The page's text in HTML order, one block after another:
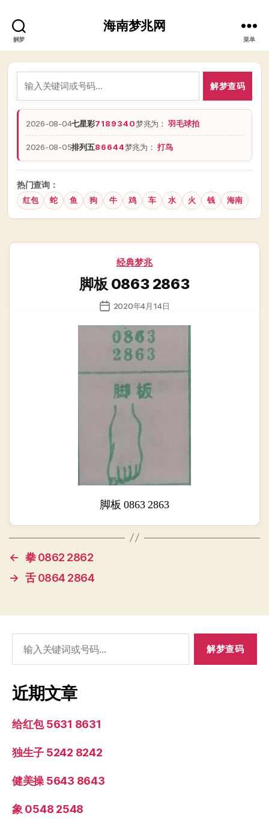
解梦
海南梦兆网
菜单
解梦查码
2026-08-04七星彩7189340梦兆为：羽毛球拍
2026-08-05排列五86644梦兆为：打鸟
热门查询：
红包 蛇 鱼 狗 牛 鸡 车 水 火 钱 海南
分
经典梦兆
脚板 0863 2863
发
日
2020年4月14日
脚板 0863 2863
← 拳 0862 2862
→ 舌 0864 2864
索：
近期文章
给红包 5631 8631
独生子 5242 8242
健美操 5643 8643
象 0548 2548